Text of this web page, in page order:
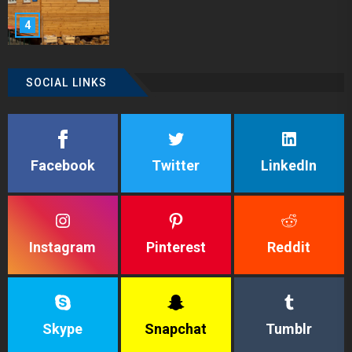
4
SOCIAL LINKS
Facebook Twitter LinkedIn
Instagram Pinterest Reddit
Skype Snapchat Tumblr